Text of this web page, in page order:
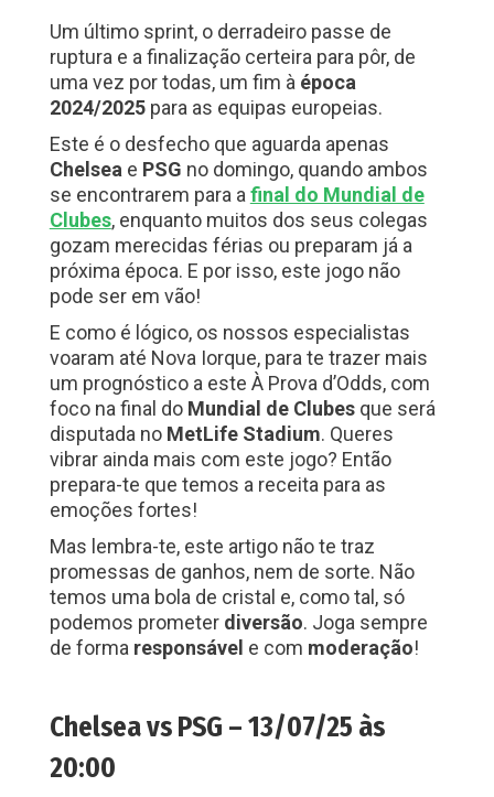
Um último sprint, o derradeiro passe de
ruptura e a finalização certeira para pôr, de
uma vez por todas, um fim à época
2024/2025para as equipas europeias.
Este é o desfecho que aguarda apenas
Chelsea e PSG no domingo, quando ambos
se encontrarem para a final do Mundial de
Clubes, enquanto muitos dos seus colegas
gozam merecidas férias ou preparam já a
próxima época. E por isso, este jogo não
pode ser em vão!
E como é lógico, os nossos especialistas
voaram até Nova Iorque, para te trazer mais
um prognóstico a este À Prova d’Odds, com
foco na final do Mundial de Clubesque será
disputada no MetLife Stadium. Queres
vibrar ainda mais com este jogo? Então
prepara-te que temos a receita para as
emoções fortes!
Mas lembra-te, este artigo não te traz
promessas de ganhos, nem de sorte. Não
temos uma bola de cristal e, como tal, só
podemos prometer diversão. Joga sempre
de forma responsável e com moderação!
Chelsea vs PSG – 13/07/25 às
20:00